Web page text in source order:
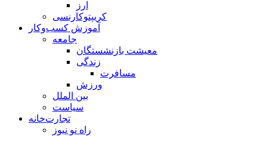
ارز
کریپتوکارنسی
آموزش کسب‌وکار
جامعه
معیشت بازنشستگان
زندگی
مسافرت
ورزش
بین الملل
سیاست
تجارت‌خانه
راه نو نیوز